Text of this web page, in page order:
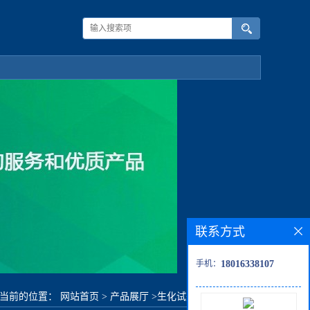
前的位置： 网站首页 > 产品展厅 >生化试剂 4-氯-1-丁烯
联系方式
手机： 18016338107